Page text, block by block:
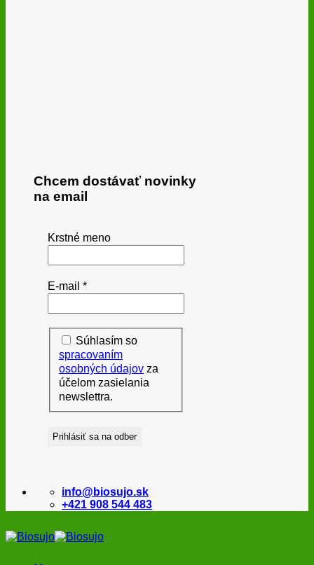
Chcem dostávať novinky
na email
Krstné meno
E-mail *
Súhlasím so
spracovaním
osobných údajov za
účelom zasielania
newslettra.
info@biosujo.sk
+421 908 544 483